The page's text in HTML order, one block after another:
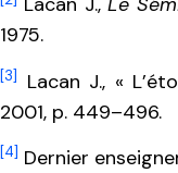
1975.
[3] Lacan J., «
2001, p. 449–496.
[4] Dernier